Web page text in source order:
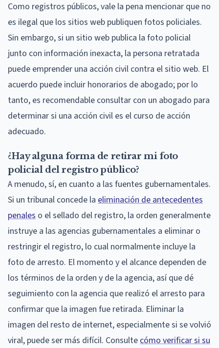
Como registros públicos, vale la pena mencionar que no
es ilegal que los sitios web publiquen fotos policiales.
Sin embargo, si un sitio web publica la foto policial
junto con información inexacta, la persona retratada
puede emprender una acción civil contra el sitio web. El
acuerdo puede incluir honorarios de abogado; por lo
tanto, es recomendable consultar con un abogado para
determinar si una acción civil es el curso de acción
adecuado.
¿Hay alguna forma de retirar mi foto
policial del registro público?
A menudo, sí, en cuanto a las fuentes gubernamentales.
Si un tribunal concede la eliminación de antecedentes
penales o el sellado del registro, la orden generalmente
instruye a las agencias gubernamentales a eliminar o
restringir el registro, lo cual normalmente incluye la
foto de arresto. El momento y el alcance dependen de
los términos de la orden y de la agencia, así que dé
seguimiento con la agencia que realizó el arresto para
confirmar que la imagen fue retirada. Eliminar la
imagen del resto de internet, especialmente si se volvió
viral, puede ser más difícil. Consultecómo verificar si su